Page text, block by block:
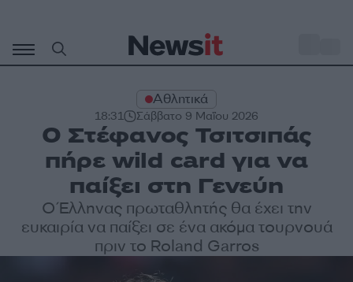
περιεχόμενο
Αθλητικά
18:31 Σάββατο 9 Μαΐου 2026
Ο Στέφανος Τσιτσιπάς
πήρε wild card για να
παίξει στη Γενεύη
Ο Έλληνας πρωταθλητής θα έχει την
ευκαιρία να παίξει σε ένα ακόμα τουρνουά
πριν το Roland Garros